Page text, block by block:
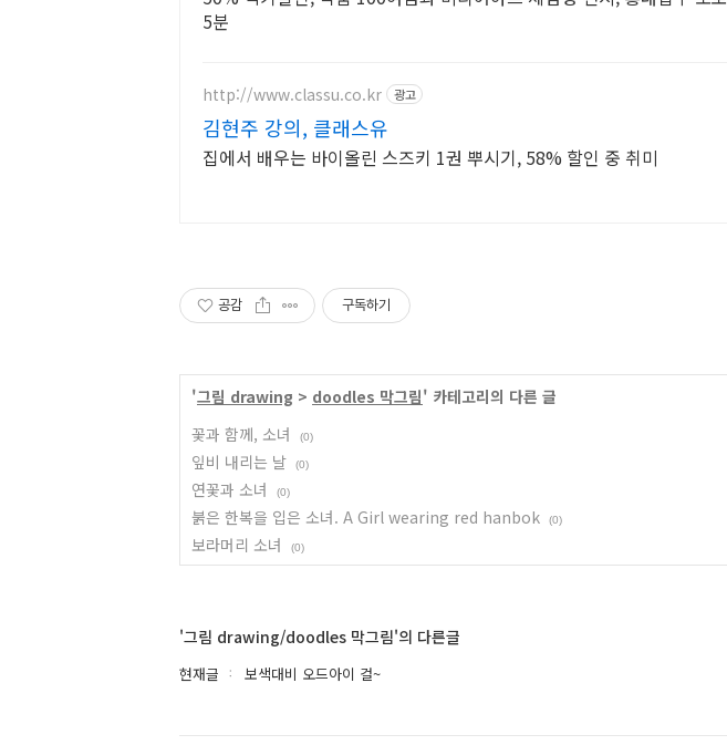
5분
http://www.classu.co.kr 광고
김현주 강의, 클래스유
집에서 배우는 바이올린 스즈키 1권 뿌시기, 58% 할인 중 취미
공감 구독하기
'그림 drawing > doodles 막그림' 카테고리의 다른 글
꽃과 함께, 소녀
(0)
잎비 내리는 날 (0)
연꽃과 소녀 (0)
붉은 한복을 입은 소녀. A Girl wearing red hanbok (0)
보라머리 소녀 (0)
'그림 drawing/doodles 막그림'의 다른글
현재글 보색대비 오드아이 걸~